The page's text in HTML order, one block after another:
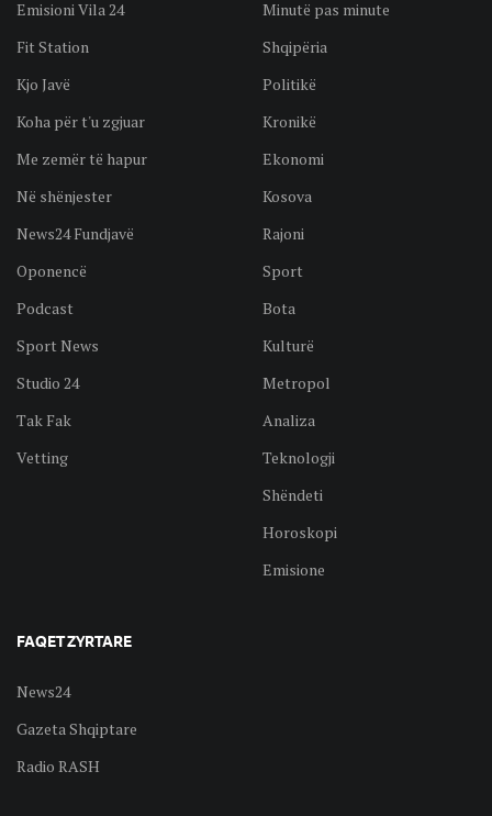
Emisioni Vila 24
Fit Station
Kjo Javë
Koha për t'u zgjuar
Me zemër të hapur
Në shënjester
News24 Fundjavë
Oponencë
Podcast
Sport News
Studio 24
Tak Fak
Vetting
Minutë pas minute
Shqipëria
Politikë
Kronikë
Ekonomi
Kosova
Rajoni
Sport
Bota
Kulturë
Metropol
Analiza
Teknologji
Shëndeti
Horoskopi
Emisione
FAQET ZYRTARE
News24
Gazeta Shqiptare
Radio RASH